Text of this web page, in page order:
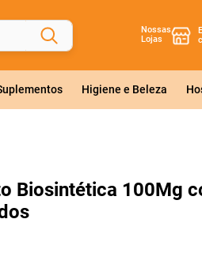
Nossas
Lojas
Higiene e Beleza
Biosintética 100Mg